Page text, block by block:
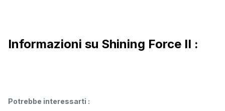
Informazioni su Shining Force II :
Potrebbe interessarti :